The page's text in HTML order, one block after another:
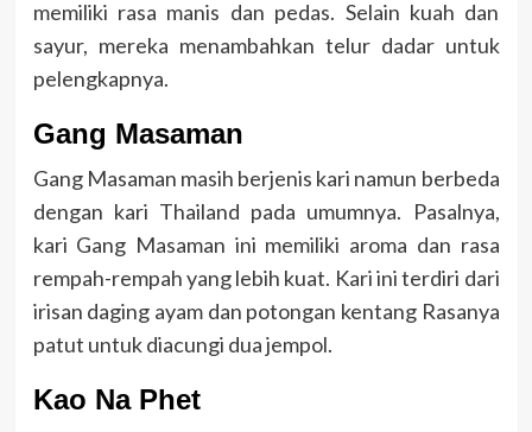
memiliki rasa manis dan pedas. Selain kuah dan
sayur, mereka menambahkan telur dadar untuk
pelengkapnya.
Gang Masaman
Gang Masaman masih berjenis kari namun berbeda
dengan kari Thailand pada umumnya. Pasalnya,
kari Gang Masaman ini memiliki aroma dan rasa
rempah-rempah yang lebih kuat. Kari ini terdiri dari
irisan daging ayam dan potongan kentang Rasanya
patut untuk diacungi dua jempol.
Kao Na Phet